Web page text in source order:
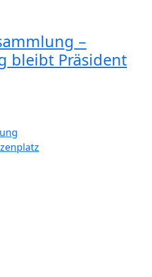
–
bleibt Präsident